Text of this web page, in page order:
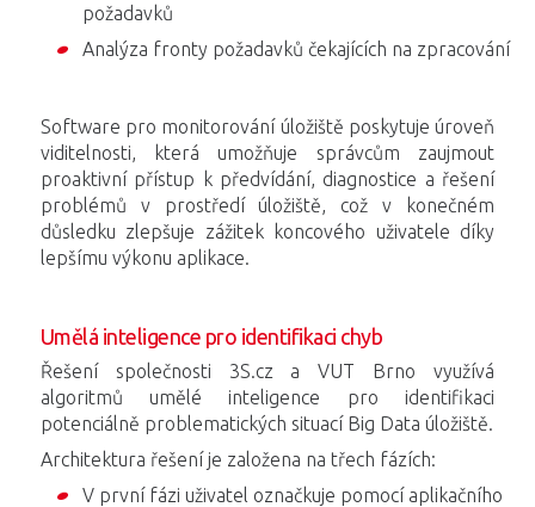
požadavků
Analýza fronty požadavků čekajících na zpracování
Software pro monitorování úložiště poskytuje úroveň
viditelnosti, která umožňuje správcům zaujmout
proaktivní přístup k předvídání, diagnostice a řešení
problémů v prostředí úložiště, což v konečném
důsledku zlepšuje zážitek koncového uživatele díky
lepšímu výkonu aplikace.
Umělá inteligence pro identifikaci chyb
Řešení společnosti 3S.cz a VUT Brno využívá
algoritmů umělé inteligence pro identifikaci
potenciálně problematických situací Big Data úložiště.
Architektura řešení je založena na třech fázích:
V první fázi uživatel označkuje pomocí aplikačního